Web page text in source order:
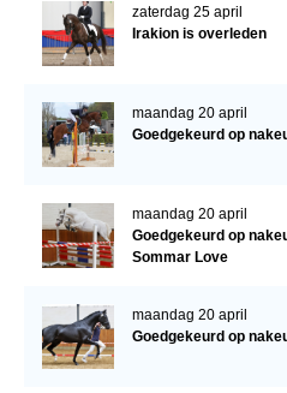
zaterdag 25 april
Irakion is overleden
maandag 20 april
Goedgekeurd op
maandag 20 april
Goedgekeurd op
Sommar Love
maandag 20 april
Goedgekeurd op